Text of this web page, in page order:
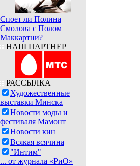
Споет ли Полина
Смолова с Полом
Маккартни?
НАШ ПАРТНЕР
РАССЫЛКА
Художественные
выставки Минска
Новости моды и
фестиваля Мамонт
Новости кин
Всякая всячина
"Интим"
... от журнала «РиО»